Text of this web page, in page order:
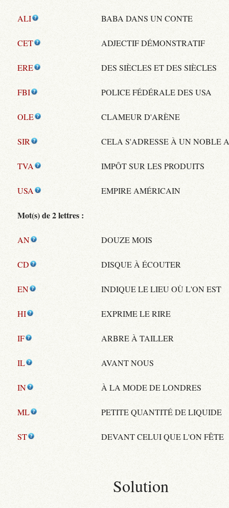
ALI BABA DANS UN CONTE
CET ADJECTIF DÉMONSTRATIF
ERE DES SIÈCLES ET DES SIÈCLES
FBI POLICE FÉDÉRALE DES USA
OLE CLAMEUR D'ARÈNE
SIR CELA S'ADRESSE À UN NOBLE
TVA IMPÔT SUR LES PRODUITS
USA EMPIRE AMÉRICAIN
Mot(s) de 2 lettres :
AN DOUZE MOIS
CD DISQUE À ÉCOUTER
EN INDIQUE LE LIEU OÙ L'ON EST
HI EXPRIME LE RIRE
IF ARBRE À TAILLER
IL AVANT NOUS
IN À LA MODE DE LONDRES
ML PETITE QUANTITÉ DE LIQUIDE
ST DEVANT CELUI QUE L'ON FÊTE
Solution